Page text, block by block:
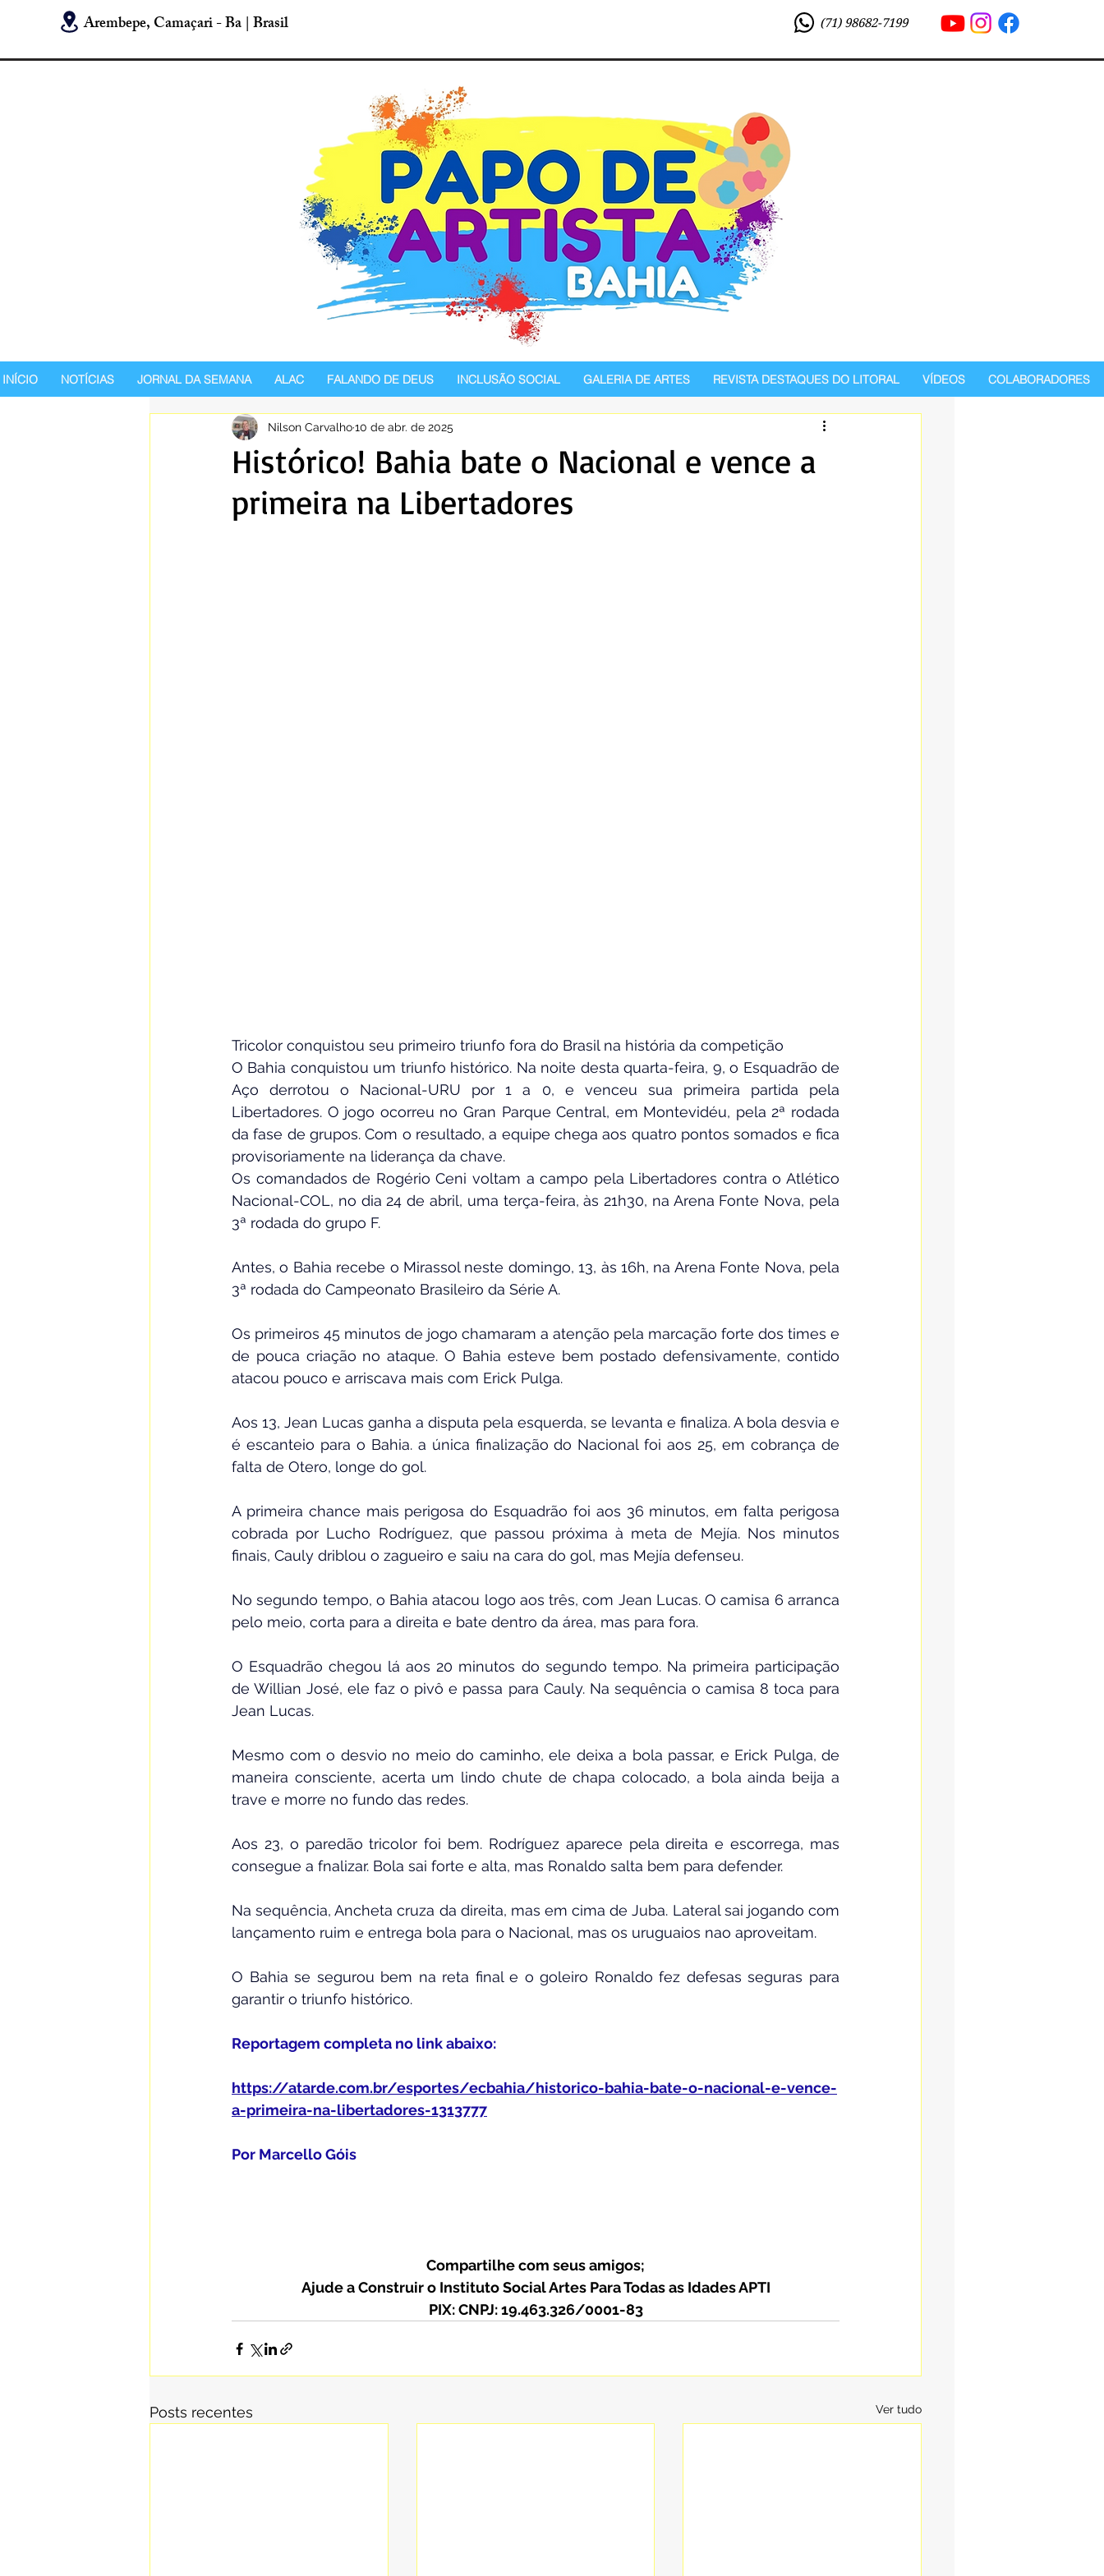
Arembepe, Camaçari - Ba | Brasil (71) 98682-7199
INÍCIO NOTÍCIAS JORNAL DA SEMANA ALAC FALANDO DE DEUS INCLUSÃO SOCIAL GALERIA DE ARTES REVISTA DESTAQUES DO LITORAL VÍDEOS COLABORADORES
Histórico! Bahia bate o Nacional e vence a
primeira na Libertadores
Nilson Carvalho10 de abr. de 2025
Tricolor conquistou seu primeiro triunfo fora do Brasil na história da competição
O Bahia conquistou um triunfo histórico. Na noite desta quarta-feira, 9, o Esquadrão de
Aço derrotou o Nacional-URU por 1 a 0, e venceu sua primeira partida pela
Libertadores. O jogo ocorreu no Gran Parque Central, em Montevidéu, pela 2ª rodada
da fase de grupos. Com o resultado, a equipe chega aos quatro pontos somados e fica
provisoriamente na liderança da chave.
Os comandados de Rogério Ceni voltam a campo pela Libertadores contra o Atlético
Nacional-COL, no dia 24 de abril, uma terça-feira, às 21h30, na Arena Fonte Nova, pela
3ª rodada do grupo F.
Antes, o Bahia recebe o Mirassol neste domingo, 13, às 16h, na Arena Fonte Nova, pela
3ª rodada do Campeonato Brasileiro da Série A.
Os primeiros 45 minutos de jogo chamaram a atenção pela marcação forte dos times e
de pouca criação no ataque. O Bahia esteve bem postado defensivamente, contido
atacou pouco e arriscava mais com Erick Pulga.
Aos 13, Jean Lucas ganha a disputa pela esquerda, se levanta e finaliza. A bola desvia e
é escanteio para o Bahia. a única finalização do Nacional foi aos 25, em cobrança de
falta de Otero, longe do gol.
A primeira chance mais perigosa do Esquadrão foi aos 36 minutos, em falta perigosa
cobrada por Lucho Rodríguez, que passou próxima à meta de Mejía. Nos minutos
finais, Cauly driblou o zagueiro e saiu na cara do gol, mas Mejía defenseu.
No segundo tempo, o Bahia atacou logo aos três, com Jean Lucas. O camisa 6 arranca
pelo meio, corta para a direita e bate dentro da área, mas para fora.
O Esquadrão chegou lá aos 20 minutos do segundo tempo. Na primeira participação
de Willian José, ele faz o pivô e passa para Cauly. Na sequência o camisa 8 toca para
Jean Lucas.
Mesmo com o desvio no meio do caminho, ele deixa a bola passar, e Erick Pulga, de
maneira consciente, acerta um lindo chute de chapa colocado, a bola ainda beija a
trave e morre no fundo das redes.
Aos 23, o paredão tricolor foi bem. Rodríguez aparece pela direita e escorrega, mas
consegue a fnalizar. Bola sai forte e alta, mas Ronaldo salta bem para defender.
Na sequência, Ancheta cruza da direita, mas em cima de Juba. Lateral sai jogando com
lançamento ruim e entrega bola para o Nacional, mas os uruguaios nao aproveitam.
O Bahia se segurou bem na reta final e o goleiro Ronaldo fez defesas seguras para
garantir o triunfo histórico.
Reportagem completa no link abaixo:
https://atarde.com.br/esportes/ecbahia/historico-bahia-bate-o-nacional-e-vence-
a-primeira-na-libertadores-1313777
Por Marcello Góis
Compartilhe com seus amigos;
Ajude a Construir o Instituto Social Artes Para Todas as Idades APTI
PIX: CNPJ: 19.463.326/0001-83
Posts recentes Ver tudo